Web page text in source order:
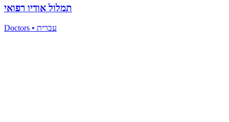
תמלול אודיו רפואי
Doctors • עברית